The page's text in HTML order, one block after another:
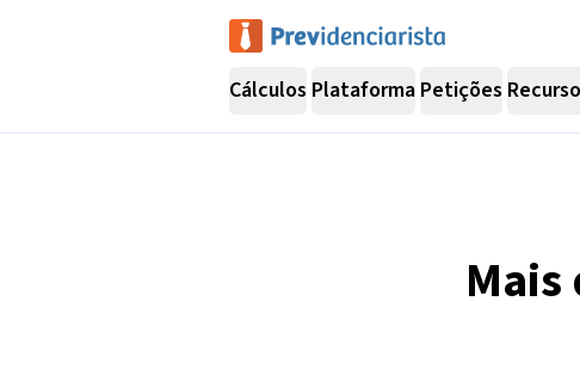
Cálculos Plataforma Petições
Mais